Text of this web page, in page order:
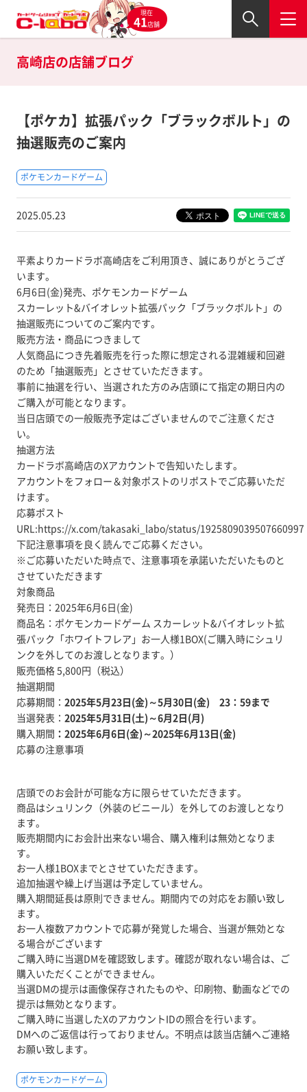
現在
41店舗
高崎店の店舗ブログ
【ポケカ】拡張パック「ブラックボルト」の
抽選販売のご案内
ポケモンカードゲーム
2025.05.23
平素よりカードラボ高崎店をご利用頂き、誠にありがとうござ
います。
6月6日(金)発売、ポケモンカードゲーム
スカーレット&バイオレット拡張パック「ブラックボルト」の
抽選販売についてのご案内です。
販売方法・商品につきまして
人気商品につき先着販売を行った際に想定される混雑緩和回避
のため「抽選販売」とさせていただきます。
事前に抽選を行い、当選された方のみ店頭にて指定の期日内の
ご購入が可能となります。
当日店頭での一般販売予定はございませんのでご注意くださ
い。
抽選方法
カードラボ高崎店のXアカウントで告知いたします。
アカウントをフォロー＆対象ポストのリポストでご応募いただ
けます。
応募ポスト
URL:https://x.com/takasaki_labo/status/1925809039507660997
下記注意事項を良く読んでご応募ください。
※ご応募いただいた時点で、注意事項を承諾いただいたものと
させていただきます
対象商品
発売日：2025年6月6日(金)
商品名：ポケモンカードゲーム スカーレット&バイオレット拡
張パック「ホワイトフレア」お一人様1BOX(ご購入時にシュリ
ンクを外してのお渡しとなります。）
販売価格 5,800円（税込）
抽選期間
応募期間： 2025年5月23日(金)～5月30日(金) 23：59まで
当選発表： 2025年5月31日(土)～6月2日(月)
購入期間 ：2025年6月6日(金)～2025年6月13日(金)
応募の注意事項
店頭でのお会計が可能な方に限らせていただきます。
商品はシュリンク（外装のビニール）を外してのお渡しとなり
ます。
販売期間内にお会計出来ない場合、購入権利は無効となりま
す。
お一人様1BOXまでとさせていただきます。
追加抽選や繰上げ当選は予定していません。
購入期間延長は原則できません。期間内での対応をお願い致し
ます。
お一人複数アカウントで応募が発覚した場合、当選が無効とな
る場合がございます
ご購入時に当選DMを確認致します。確認が取れない場合は、ご
購入いただくことができません。
当選DMの提示は画像保存されたものや、印刷物、動画などでの
提示は無効となります。
ご購入時に当選したXのアカウントIDの照合を行います。
DMへのご返信は行っておりません。不明点は該当店舗へご連絡
お願い致します。
ポケモンカードゲーム